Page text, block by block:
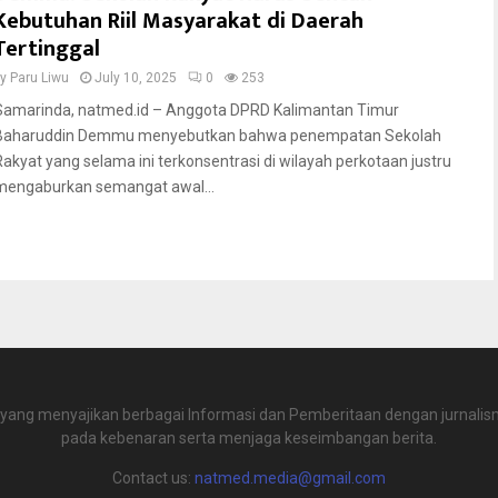
Riil Masyarakat di Daerah
Paru Liwu July 10, 2025 0 253
natmed.id – Anggota DPRD Kalimantan Timur
Demmu menyebutkan bahwa penempatan Sekolah
yang selama ini terkonsentrasi di wilayah perkotaan justru
semangat awal...
menyajikan berbagai Informasi dan Pemberitaan dengan
pada kebenaran serta menjaga keseimbangan berita.
Contact us: natmed.media@gmail.com